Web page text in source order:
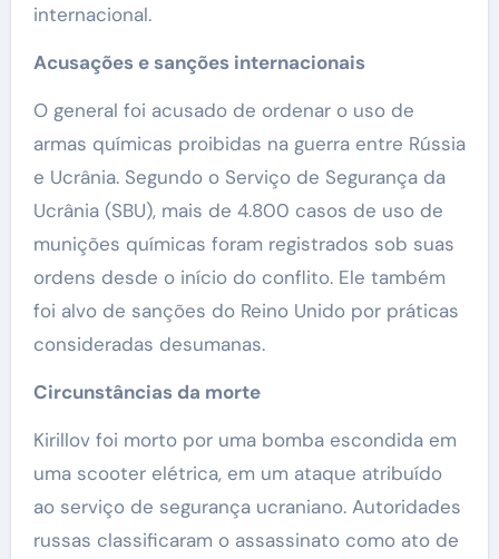
internacional.
Acusações e sanções internacionais
O general foi acusado de ordenar o uso de
armas químicas proibidas na guerra entre Rússia
e Ucrânia. Segundo o Serviço de Segurança da
Ucrânia (SBU), mais de 4.800 casos de uso de
munições químicas foram registrados sob suas
ordens desde o início do conflito. Ele também
foi alvo de sanções do Reino Unido por práticas
consideradas desumanas.
Circunstâncias da morte
Kirillov foi morto por uma bomba escondida em
uma scooter elétrica, em um ataque atribuído
ao serviço de segurança ucraniano. Autoridades
russas classificaram o assassinato como ato de